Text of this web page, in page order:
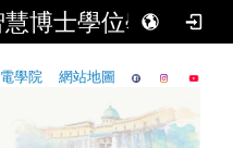
博士學位學程
學院 網站地圖